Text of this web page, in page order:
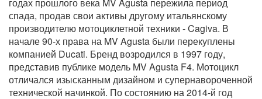
спада, продав свои активы другому итальянскому
производителю мотоциклетной техники - Cagiva. В
начале 90-х права на MV Agusta были перекуплены
компанией Ducati. Бренд возродился в 1997 году,
представив публике модель MV Agusta F4. Мотоцикл
отличался изысканным дизайном и супернавороченной
технической начинкой. По состоянию на 2014-й год